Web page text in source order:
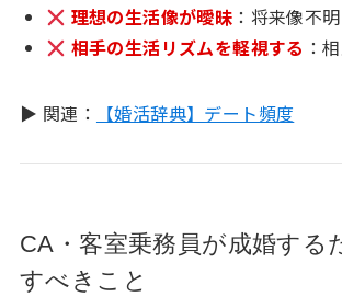
理想の生活像が曖昧 ：将来像不明
相手の生活リズムを軽視する ：
▶ 関連： 【婚活辞典】デート頻度
CA・客室乗務員が成婚する
すべきこと